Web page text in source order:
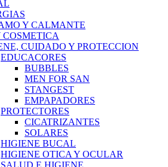
Y CALMANTE
CUIDADO Y PROTECCION
EDUCACORES
BUBBLES
MEN FOR SAN
STANGEST
EMPAPADORES
PROTECTORES
CICATRIZANTES
SOLARES
HIGIENE BUCAL
HIGIENE OTICA Y OCULAR
SALUD E HIGIENE